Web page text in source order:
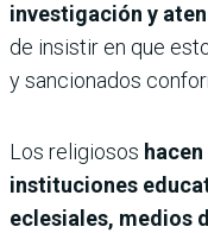
investigación y
de insistir en que
y sancionados
Los religiosos
instituciones
eclesiales, medios